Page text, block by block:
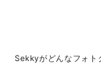
Sekkyがどんなフォト